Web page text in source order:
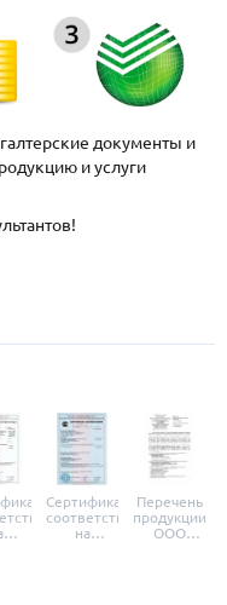
документы и
и услуги
Сертификат
соответствия
на
Перечень
продукции
ООО